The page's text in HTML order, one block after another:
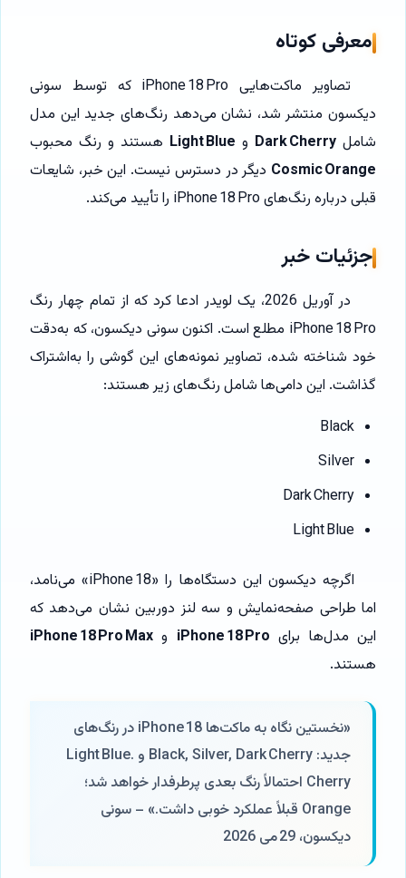
معرفی کوتاه
تصاویر ماکت‌هایی iPhone 18 Pro که توسط سونی
دیکسون منتشر شد، نشان می‌دهد رنگ‌های جدید این مدل
شامل Dark Cherry و Light Blue هستند و رنگ محبوب
Cosmic Orange دیگر در دسترس نیست. این خبر، شایعات
قبلی درباره رنگ‌های iPhone 18 Pro را تأیید می‌کند.
جزئیات خبر
در آوریل 2026، یک لویدر ادعا کرد که از تمام چهار رنگ
iPhone 18 Pro مطلع است. اکنون سونی دیکسون، که به‌دقت
خود شناخته شده، تصاویر نمونه‌های این گوشی را به‌اشتراک
گذاشت. این دامی‌ها شامل رنگ‌های زیر هستند:
Black
Silver
Dark Cherry
Light Blue
اگرچه دیکسون این دستگاه‌ها را «iPhone 18» می‌نامد،
اما طراحی صفحه‌نمایش و سه لنز دوربین نشان می‌دهد که
این مدل‌ها برای iPhone 18 Pro و iPhone 18 Pro Max
هستند.
«نخستین نگاه به ماکت‌ها iPhone 18 در رنگ‌های
جدید: Black, Silver, Dark Cherry و Light Blue.
Cherry احتمالاً رنگ بعدی پرطرفدار خواهد شد؛
Orange قبلاً عملکرد خوبی داشت.» – سونی
دیکسون، 29 می 2026